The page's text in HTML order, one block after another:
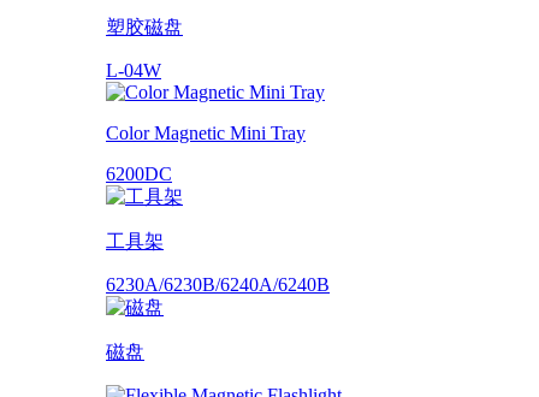
塑胶磁盘
L-04W
Color Magnetic Mini Tray
6200DC
工具架
6230A/6230B/6240A/6240B
磁盘